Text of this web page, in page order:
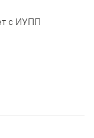
с ИУПП